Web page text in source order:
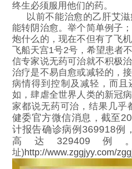
终生必须服用他们的药。
以前不能治愈的乙肝艾
能转阴治愈。举个简单例子
炮什么的，现在不但有了飞
飞船天宫1号2号，希望患者
信专家说无药可治就不积极
治疗是不易自愈或减轻的，
病情得到控制及减轻，而且
如，肆虐全世界人类的新冠
家都说无药可治，结果几乎
健委官方微信消息，截至
计报告确诊病例369918例
高达329409例
址)http://www.zggjyy.com/